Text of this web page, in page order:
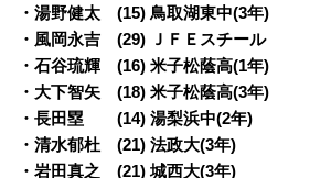
・湯野健太 (15) 鳥取湖東中(3年)
・風岡永吉 (29) ＪＦＥスチール
・石谷琉輝 (16) 米子松蔭高(1年)
・大下智矢 (18) 米子松蔭高(3年)
・長田塁 (14) 湯梨浜中(2年)
・清水郁杜 (21) 法政大(3年)
・岩田真之 (21) 城西大(3年)